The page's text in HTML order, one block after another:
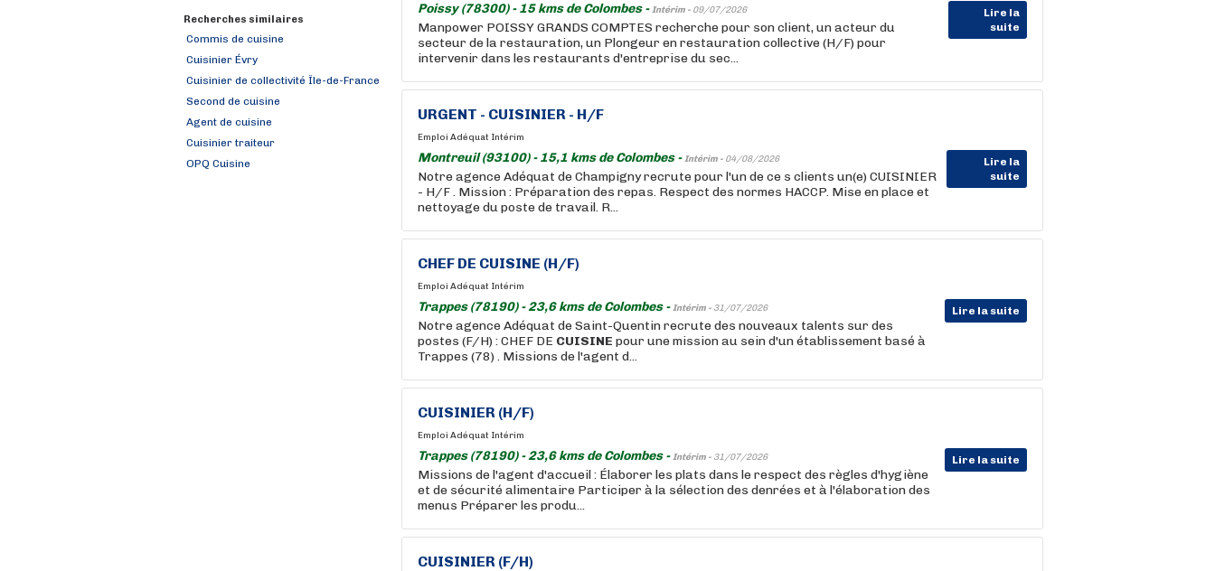
Recherches similaires
Commis de cuisine
Cuisinier Évry
Cuisinier de collectivité Île-de-France
Second de cuisine
Agent de cuisine
Cuisinier traiteur
OPQ Cuisine
Poissy (78300) - 15 kms de Colombes -Intérim - 09/07/2026
Lire la
suite
Manpower POISSY GRANDS COMPTES recherche pour son client, un acteur du
secteur de la restauration, un Plongeur en restauration collective (H/F) pour
intervenir dans les restaurants d'entreprise du sec...
URGENT - CUISINIER - H/F
Emploi Adéquat Intérim
Montreuil (93100) - 15,1 kms de Colombes -Intérim - 04/08/2026
Lire la
suite
Notre agence Adéquat de Champigny recrute pour l'un de ce s clients un(e) CUISINIER
- H/F . Mission : Préparation des repas. Respect des normes HACCP. Mise en place et
nettoyage du poste de travail. R...
CHEF DE CUISINE (H/F)
Emploi Adéquat Intérim
Trappes (78190) - 23,6 kms de Colombes -Intérim - 31/07/2026 Lire la suite
Notre agence Adéquat de Saint-Quentin recrute des nouveaux talents sur des
postes (F/H) : CHEF DE CUISINE pour une mission au sein d'un établissement basé à
Trappes (78) . Missions de l'agent d...
CUISINIER (H/F)
Emploi Adéquat Intérim
Trappes (78190) - 23,6 kms de Colombes -Intérim - 31/07/2026 Lire la suite
Missions de l'agent d'accueil : Élaborer les plats dans le respect des règles d'hygiène
et de sécurité alimentaire Participer à la sélection des denrées et à l'élaboration des
menus Préparer les produ...
CUISINIER (F/H)